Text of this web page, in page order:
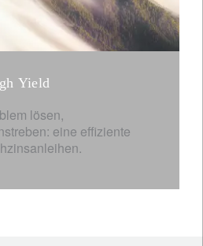
Yield
lösen,
eine effiziente